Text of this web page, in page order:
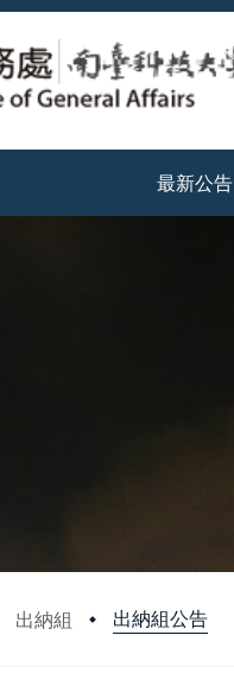
最新公告
出納組 出納組公告